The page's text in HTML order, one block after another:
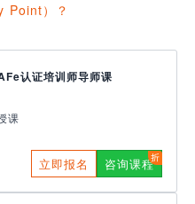
Point）？
认证培训师导师课
课
立即报名 咨询课程